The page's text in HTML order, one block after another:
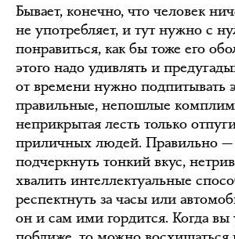
Бывает, конечно, что человек
не употребляет, и тут нужно с
понравиться, как бы тоже его
этого надо удивлять и
от времени нужно подпитывать
правильные, непошлые
неприкрытая лесть только
приличных людей. Правильно —
подчеркнуть тонкий вкус,
хвалить интеллектуальные
респектнуть за часы или
он и сам ими гордится. Когда